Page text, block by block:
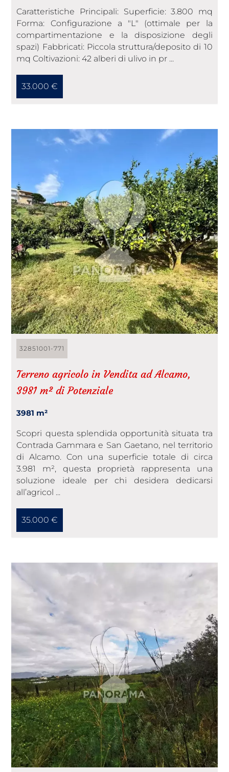
Caratteristiche Principali: Superficie: 3.800 mq
Forma: Configurazione a "L" (ottimale per la
compartimentazione e la disposizione degli
spazi) Fabbricati: Piccola struttura/deposito di 10
mq Coltivazioni: 42 alberi di ulivo in pr ...
33.000 €
32851001-771
Terreno agricolo in Vendita ad Alcamo,
3981 m² di Potenziale
3981 m²
Scopri questa splendida opportunità situata tra
Contrada Gammara e San Gaetano, nel territorio
di Alcamo. Con una superficie totale di circa
3.981 m², questa proprietà rappresenta una
soluzione ideale per chi desidera dedicarsi
all’agricol ...
35.000 €